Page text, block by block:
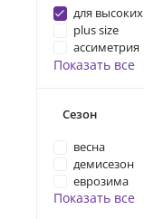
для высоких
plus size
ассиметрия
Показать все
Сезон
весна
демисезон
еврозима
Показать все